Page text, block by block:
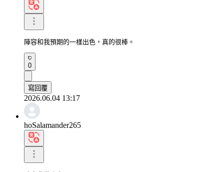
陣容和我預期的一樣出色，真的很棒。
0
寫回覆
2026.06.04 13:17
hoSalamander265